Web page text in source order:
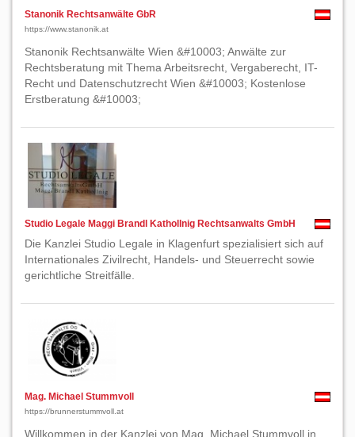
Stanonik Rechtsanwälte GbR
https://www.stanonik.at
Stanonik Rechtsanwälte Wien &#10003; Anwälte zur
Rechtsberatung mit Thema Arbeitsrecht, Vergaberecht, IT-
Recht und Datenschutzrecht Wien &#10003; Kostenlose
Erstberatung &#10003;
Studio Legale Maggi Brandl Kathollnig Rechtsanwalts GmbH
Die Kanzlei Studio Legale in Klagenfurt spezialisiert sich auf
Internationales Zivilrecht, Handels- und Steuerrecht sowie
gerichtliche Streitfälle.
Mag. Michael Stummvoll
https://brunnerstummvoll.at
Willkommen in der Kanzlei von Mag. Michael Stummvoll in